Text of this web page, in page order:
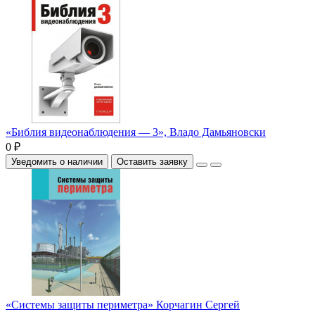
«Библия видеонаблюдения — 3», Владо Дамьяновски
0 ₽
Уведомить о наличии Оставить заявку
«Системы защиты периметра» Корчагин Сергей